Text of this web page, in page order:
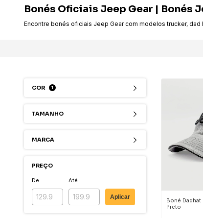
Bonés Oficiais Jeep Gear | Bonés
Encontre bonés oficiais Jeep Gear com modelos trucker,
COR 1
TAMANHO
MARCA
PREÇO
De Até
Aplicar
Boné
Preto